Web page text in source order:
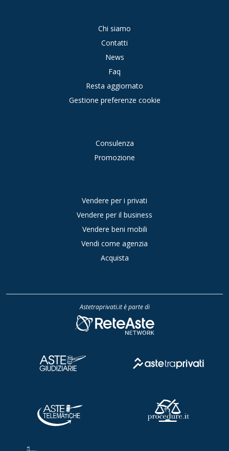
Chi siamo
Contatti
News
Faq
Resta aggiornato
Gestione preferenze cookie
Consulenza
Promozione
Vendere per i privati
Vendere per il business
Vendere beni mobili
Vendi come agenzia
Acquista
Astetraprivati.it è parte di